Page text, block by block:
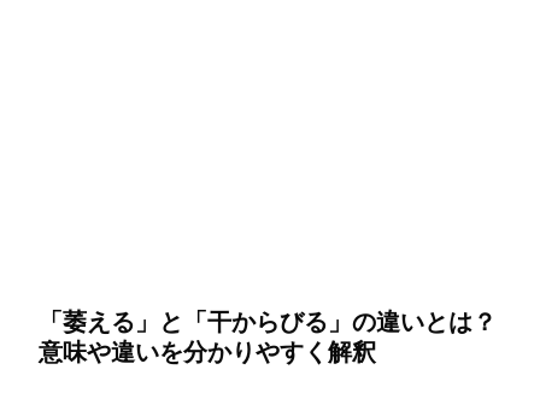
「萎える」と「干からびる」の違いとは？
意味や違いを分かりやすく解釈